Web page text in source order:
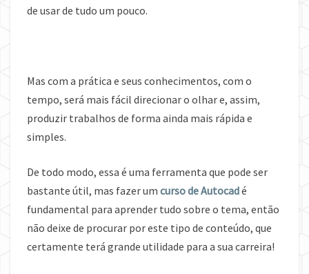
de usar de tudo um pouco.
Mas com a prática e seus conhecimentos, com o
tempo, será mais fácil direcionar o olhar e, assim,
produzir trabalhos de forma ainda mais rápida e
simples.
De todo modo, essa é uma ferramenta que pode ser
bastante útil, mas fazer um curso de Autocadé
fundamental para aprender tudo sobre o tema, então
não deixe de procurar por este tipo de conteúdo, que
certamente terá grande utilidade para a sua carreira!